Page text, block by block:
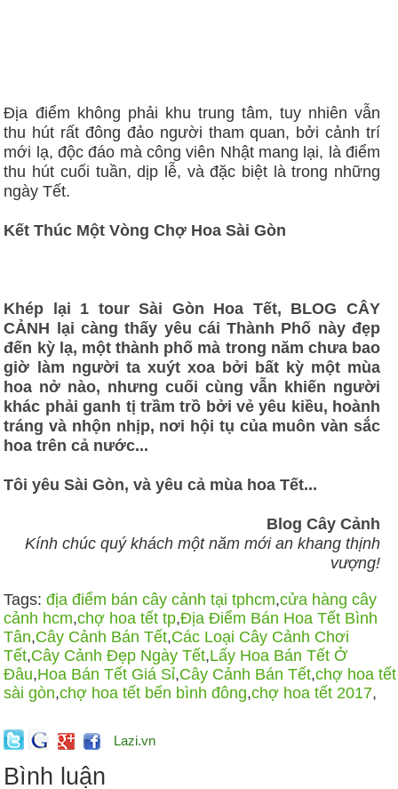
Địa điểm không phải khu trung tâm, tuy nhiên vẫn
thu hút rất đông đảo người tham quan, bởi cảnh trí
mới lạ, độc đáo mà công viên Nhật mang lại, là điểm
thu hút cuối tuần, dịp lễ, và đặc biệt là trong những
ngày Tết.
Kết Thúc Một Vòng Chợ Hoa Sài Gòn
Khép lại 1 tour Sài Gòn Hoa Tết, BLOG CÂY
CẢNH lại càng thấy yêu cái Thành Phố này đẹp
đến kỳ lạ, một thành phố mà trong năm chưa bao
giờ làm người ta xuýt xoa bởi bất kỳ một mùa
hoa nở nào, nhưng cuối cùng vẫn khiến người
khác phải ganh tị trầm trồ bởi vẻ yêu kiều, hoành
tráng và nhộn nhịp, nơi hội tụ của muôn vàn sắc
hoa trên cả nước...
Tôi yêu Sài Gòn, và yêu cả mùa hoa Tết...
Blog Cây Cảnh
Kính chúc quý khách một năm mới an khang thịnh
vượng!
Tags:địa điểm bán cây cảnh tại tphcm,cửa hàng cây
cảnh hcm,chợ hoa tết tp,Địa Điểm Bán Hoa Tết Bình
Tân,Cây Cảnh Bán Tết,Các Loại Cây Cảnh Chơi
Tết,Cây Cảnh Đẹp Ngày Tết,Lấy Hoa Bán Tết Ở
Đâu,Hoa Bán Tết Giá Sỉ,Cây Cảnh Bán Tết,chợ hoa tết
sài gòn,chợ hoa tết bến bình đông,chợ hoa tết 2017,
Lazi.vn
Bình luận